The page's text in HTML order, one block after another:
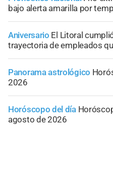
bajo alerta amarilla por
Aniversario El Litoral
trayectoria de empleados
Panorama astrológico
2026
Horóscopo del día
agosto de 2026